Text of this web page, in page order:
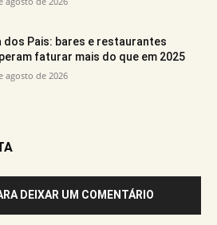
dos Pais: bares e restaurantes
faturar mais do que em 2025
agosto de 2026
DEIXAR UM COMENTÁRIO